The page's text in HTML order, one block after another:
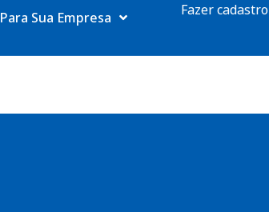
Para Sua Empresa Fazer cadastro